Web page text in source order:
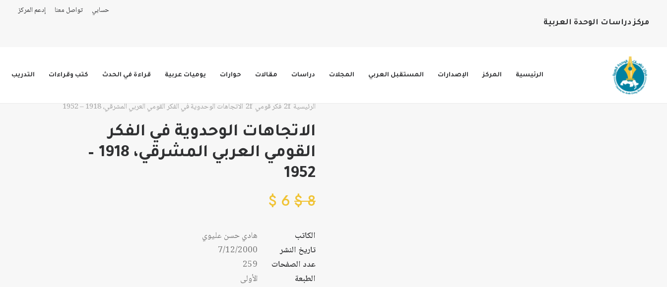
مركز دراسات الوحدة العربية
حسابي تواصل معنا إدعم المركز
الرئيسية المركز الإصدارات المستقبل العربي المجلات دراسات مقالات حوارات يوميات عربية قراءة في الحدث كتب وقراءات التدريب
الرئيسية فكر قومي الاتجاهات الوحدوية في الفكر القومي العربي المشرقي، 1918 – 1952
الاتجاهات الوحدوية في الفكر
القومي العربي المشرقي، 1918 –
1952
8
$
6
$
الكاتب
هادي حسن عليوي
تاريخ النشر
7/12/2000
عدد الصفحات
259
الطبعة
الأولى